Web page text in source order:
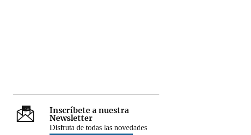
Inscríbete a nuestra
Newsletter
Disfruta de todas las novedades